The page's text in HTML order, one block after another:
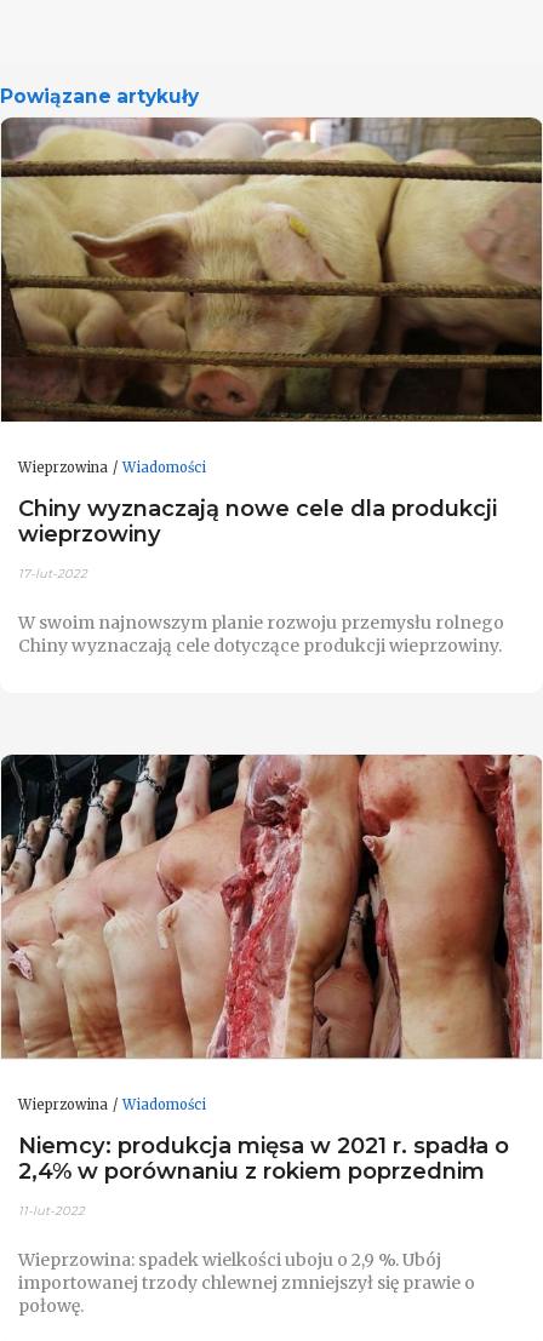
Powiązane artykuły
Wieprzowina Wiadomości
Chiny wyznaczają nowe cele dla produkcji
wieprzowiny
17-lut-2022
W swoim najnowszym planie rozwoju przemysłu rolnego
Chiny wyznaczają cele dotyczące produkcji wieprzowiny.
Wieprzowina Wiadomości
Niemcy: produkcja mięsa w 2021 r. spadła o
2,4% w porównaniu z rokiem poprzednim
11-lut-2022
Wieprzowina: spadek wielkości uboju o 2,9 %. Ubój
importowanej trzody chlewnej zmniejszył się prawie o
połowę.